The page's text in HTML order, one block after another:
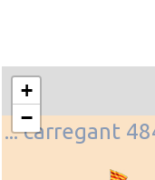
... carregant
+
−